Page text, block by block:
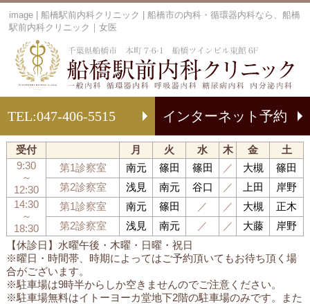
image | 船橋駅前内科クリニック | 船橋市の内科・循環器内科なら、船橋
駅前内科クリニック｜女医
TEL:047-406-5515 インターネット予約
【休診日】水曜午後・木曜・日曜・祝日
※曜日・時間帯、時期によってはご予約頂いてもお待ち頂く場
合がございます。
※駐車場は9時半からしか空きませんのでご注意ください。
※駐車場無料はイトーヨーカ堂地下2階の駐車場のみです。また
受付 月 火 水 木 金
土
9:30
～
12:30
第1診察室 南元 篠田 篠田 ／ 大槻
篠田
第2診察室
浅見 南元 谷口 ／ 上田
岸野
14:30
～
18:30
第1診察室 南元 篠田 ／ ／ 大槻
正木
第2診察室
浅見 南元 ／ ／ 大藤 岸野